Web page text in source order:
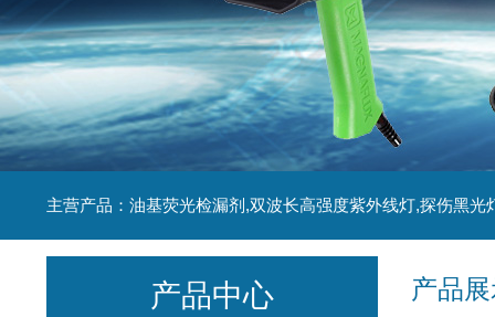
主营产品：油基荧光检漏剂,双波长高强度紫外线灯,探伤黑光
产品
产品中心